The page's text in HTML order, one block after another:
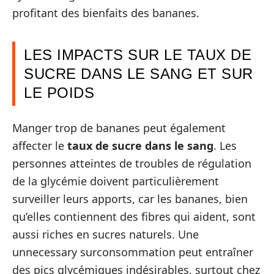
profitant des bienfaits des bananes.
LES IMPACTS SUR LE TAUX DE
SUCRE DANS LE SANG ET SUR
LE POIDS
Manger trop de bananes peut également
affecter le taux de sucre dans le sang. Les
personnes atteintes de troubles de régulation
de la glycémie doivent particulièrement
surveiller leurs apports, car les bananes, bien
qu’elles contiennent des fibres qui aident, sont
aussi riches en sucres naturels. Une
unnecessary surconsommation peut entraîner
des pics glycémiques indésirables, surtout chez